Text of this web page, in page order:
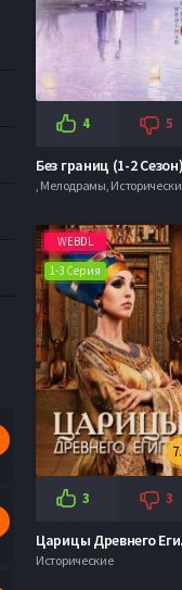
4 5
Без границ (1-2 Сезон)
WEBDL
1-3 Серия
3 3
Исторические